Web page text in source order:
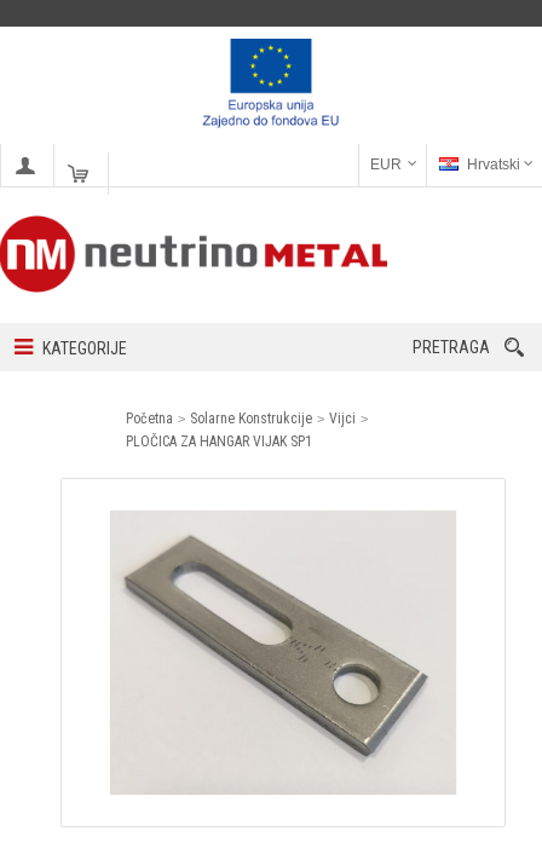
EUR Hrvatski
KATEGORIJE PRETRAGA
Početna Solarne Konstrukcije
Vijci
PLOČICA ZA HANGAR VIJAK SP1